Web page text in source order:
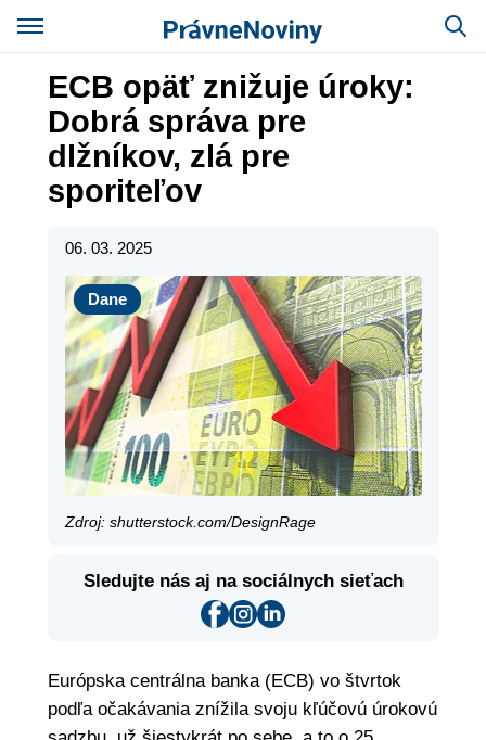
ECB opäť znižuje úroky:
Dobrá správa pre
dlžníkov, zlá pre
sporiteľov
06. 03. 2025
Dane
Dane
Zdroj: shutterstock.com/DesignRage
Sledujte nás aj na sociálnych sieťach
Európska centrálna banka (ECB) vo štvrtok
podľa očakávania znížila svoju kľúčovú úrokovú